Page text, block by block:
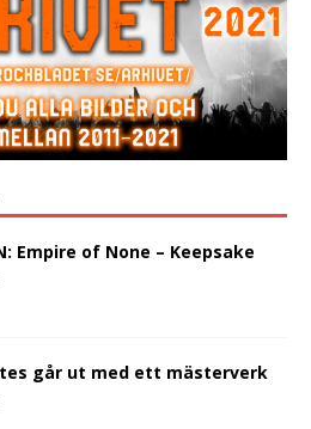
Empire of None – Keepsake
går ut med ett mästerverk